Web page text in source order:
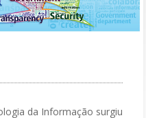
da Informação surgiu